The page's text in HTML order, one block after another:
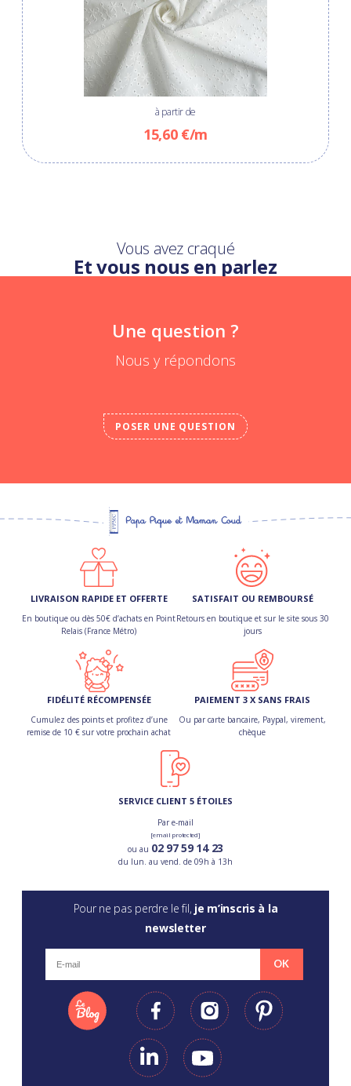
à partir de
15,60 €/m
Vous avez craqué
Et vous nous en parlez
Une question ?
Nous y répondons
POSER UNE QUESTION
LIVRAISON RAPIDE ET OFFERTE
En boutique ou dès 50€ d’achats en Point
Relais (France Métro)
SATISFAIT OU REMBOURSÉ
Retours en boutique et sur le site sous 30
jours
FIDÉLITÉ RÉCOMPENSÉE
Cumulez des points et profitez d’une
remise de 10 € sur votre prochain achat
PAIEMENT 3 X SANS FRAIS
Ou par carte bancaire, Paypal, virement,
chèque
SERVICE CLIENT 5 ÉTOILES
Par e-mail
[email protected]
ou au 02 97 59 14 23
du lun. au vend. de 09h à 13h
Pour ne pas perdre le fil, je m’inscris à la
newsletter
OK